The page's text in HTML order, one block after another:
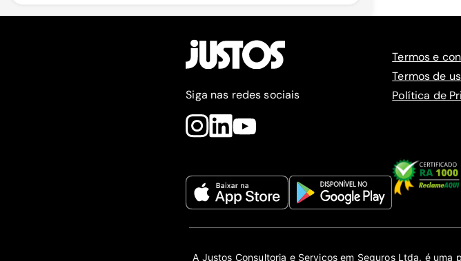
Siga nas redes sociais
Termos e
Termos de
Política de
A Justos Consultoria e Serviços em Seguros Ltda. é